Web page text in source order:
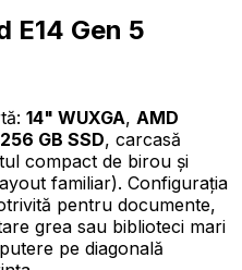
E14 Gen 5
14" WUXGA, AMD
256 GB SSD, carcasă
compact de birou și
familiar). Configurația
pentru documente,
grea sau biblioteci mari
pe diagonală